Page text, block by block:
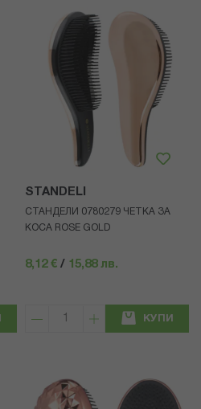
STANDELI
СТАНДЕЛИ 0780279 ЧЕТКА ЗА
КОСА ROSE GOLD
8,12 € / 15,88 лв.
КУПИ